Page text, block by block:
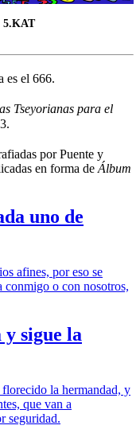
5.KAT
es el 666.
Tseyorianas para el
por Puente y
en forma de Álbum
uno de
afines, por eso se
conmigo o con nosotros,
y sigue la
florecido la hermandad, y
que van a
seguridad.